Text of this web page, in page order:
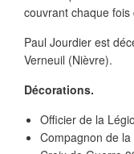
couvrant chaque
Paul Jourdier est
Verneuil (Nièvre).
Décorations.
Officier de la
Compagnon de